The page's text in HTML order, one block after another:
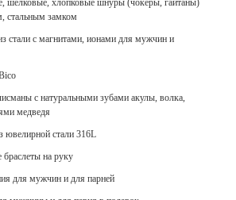
шелковые, хлопковые шнуры (чокеры, гайтаны)
стальным замком
стали с магнитами, ионами для мужчин и
с натуральными зубами акулы, волка,
медведя
ювелирной стали 316L
на руку
для мужчин и для парней